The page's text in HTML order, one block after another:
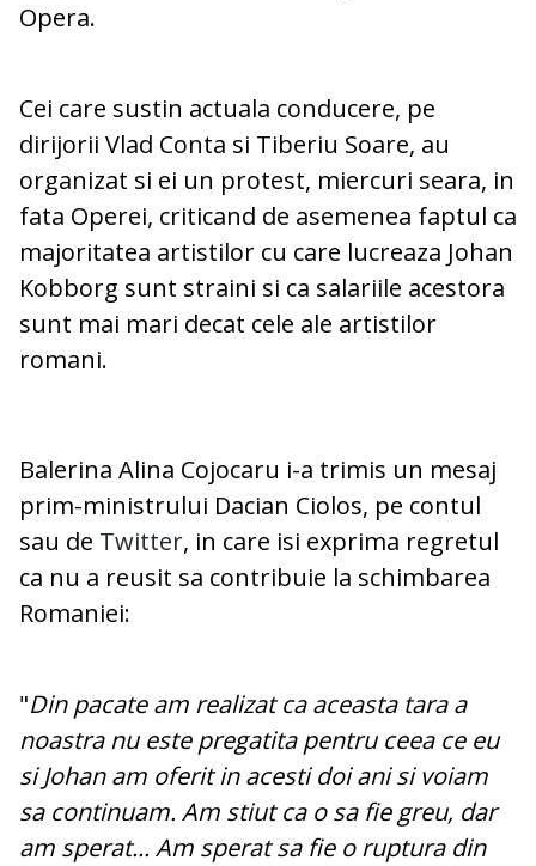
Opera.
Cei care sustin actuala conducere, pe
dirijorii Vlad Conta si Tiberiu Soare, au
organizat si ei un protest, miercuri seara, in
fata Operei, criticand de asemenea faptul ca
majoritatea artistilor cu care lucreaza Johan
Kobborg sunt straini si ca salariile acestora
sunt mai mari decat cele ale artistilor
romani.
Balerina Alina Cojocaru i-a trimis un mesaj
prim-ministrului Dacian Ciolos, pe contul
sau de Twitter, in care isi exprima regretul
ca nu a reusit sa contribuie la schimbarea
Romaniei:
"Din pacate am realizat ca aceasta tara a
noastra nu este pregatita pentru ceea ce eu
si Johan am oferit in acesti doi ani si voiam
sa continuam. Am stiut ca o sa fie greu, dar
am sperat... Am sperat sa fie o ruptura din